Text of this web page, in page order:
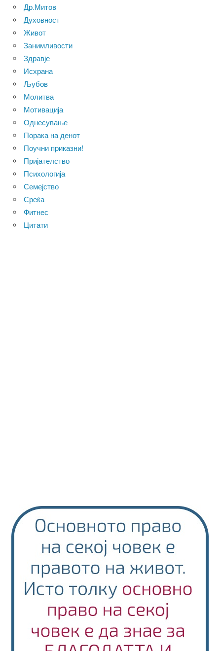
Др.Митов
Духовност
Живот
Занимливости
Здравје
Исхрана
Љубов
Молитва
Мотивација
Однесување
Порака на денот
Поучни приказни!
Пријателство
Психологија
Семејство
Среќа
Фитнес
Цитати